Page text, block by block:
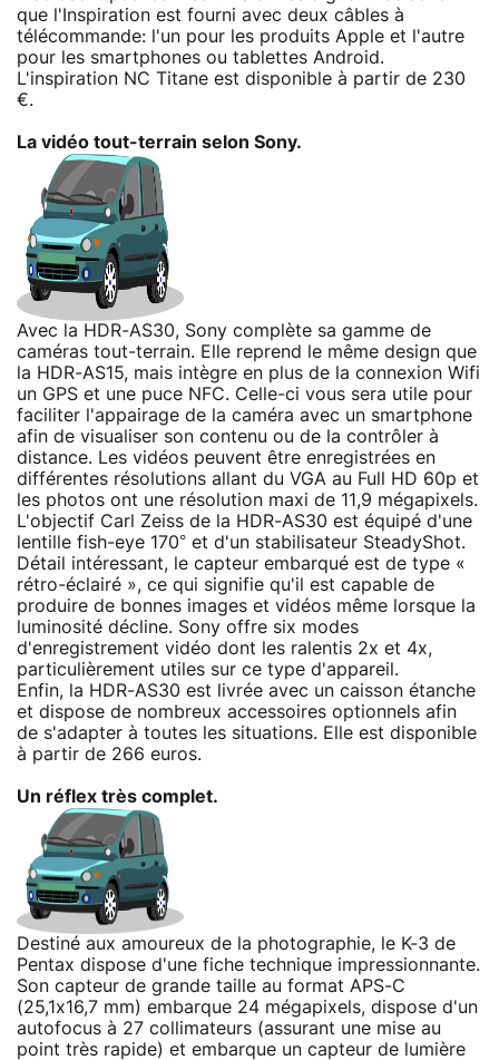
que l'Inspiration est fourni avec deux câbles à
télécommande: l'un pour les produits Apple et l'autre
pour les smartphones ou tablettes Android.
L'inspiration NC Titane est disponible à partir de 230
€.
La vidéo tout-terrain selon Sony.
Avec la HDR-AS30, Sony complète sa gamme de
caméras tout-terrain. Elle reprend le même design que
la HDR-AS15, mais intègre en plus de la connexion Wifi
un GPS et une puce NFC. Celle-ci vous sera utile pour
faciliter l'appairage de la caméra avec un smartphone
afin de visualiser son contenu ou de la contrôler à
distance. Les vidéos peuvent être enregistrées en
différentes résolutions allant du VGA au Full HD 60p et
les photos ont une résolution maxi de 11,9 mégapixels.
L'objectif Carl Zeiss de la HDR-AS30 est équipé d'une
lentille fish-eye 170° et d'un stabilisateur SteadyShot.
Détail intéressant, le capteur embarqué est de type «
rétro-éclairé », ce qui signifie qu'il est capable de
produire de bonnes images et vidéos même lorsque la
luminosité décline. Sony offre six modes
d'enregistrement vidéo dont les ralentis 2x et 4x,
particulièrement utiles sur ce type d'appareil.
Enfin, la HDR-AS30 est livrée avec un caisson étanche
et dispose de nombreux accessoires optionnels afin
de s'adapter à toutes les situations. Elle est disponible
à partir de 266 euros.
Un réflex très complet.
Destiné aux amoureux de la photographie, le K-3 de
Pentax dispose d'une fiche technique impressionnante.
Son capteur de grande taille au format APS-C
(25,1x16,7 mm) embarque 24 mégapixels, dispose d'un
autofocus à 27 collimateurs (assurant une mise au
point très rapide) et embarque un capteur de lumière